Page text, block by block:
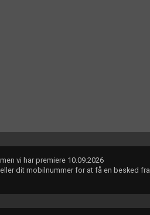
vi har premiere 10.09.2026
dit mobilnummer for at få en besked fra